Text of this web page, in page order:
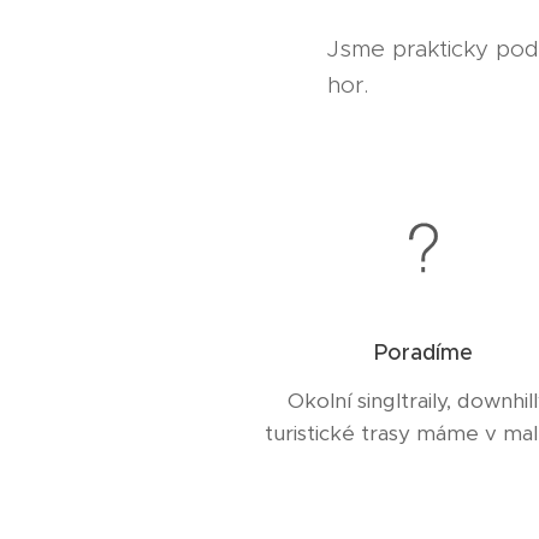
Jsme prakticky
hor.
Poradíme
Okolní singltraily,
turistické trasy máme v